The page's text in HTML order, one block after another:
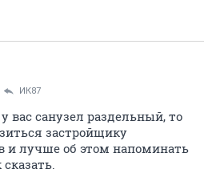
ИК87
вас санузел раздельный, то
застройщику
и лучше об этом напоминать